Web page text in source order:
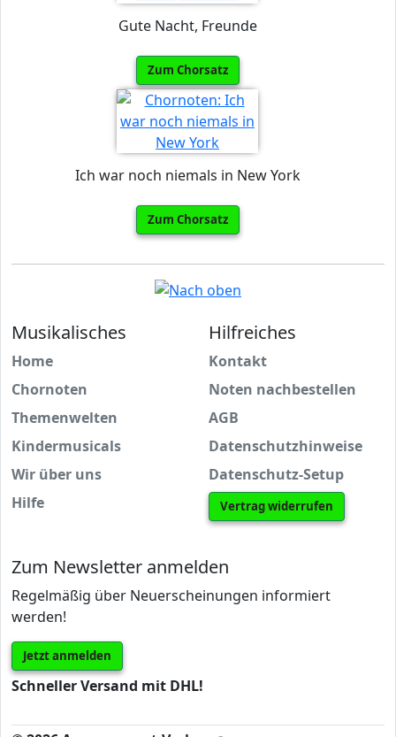
Gute Nacht, Freunde
Zum Chorsatz
Ich war noch niemals in New York
Zum Chorsatz
Musikalisches
Home
Chornoten
Themenwelten
Kindermusicals
Wir über uns
Hilfe
Hilfreiches
Kontakt
Noten nachbestellen
AGB
Datenschutzhinweise
Datenschutz-Setup
Vertrag widerrufen
Zum Newsletter anmelden
Regelmäßig über Neuerscheinungen informiert
werden!
Jetzt anmelden
Schneller Versand mit DHL!